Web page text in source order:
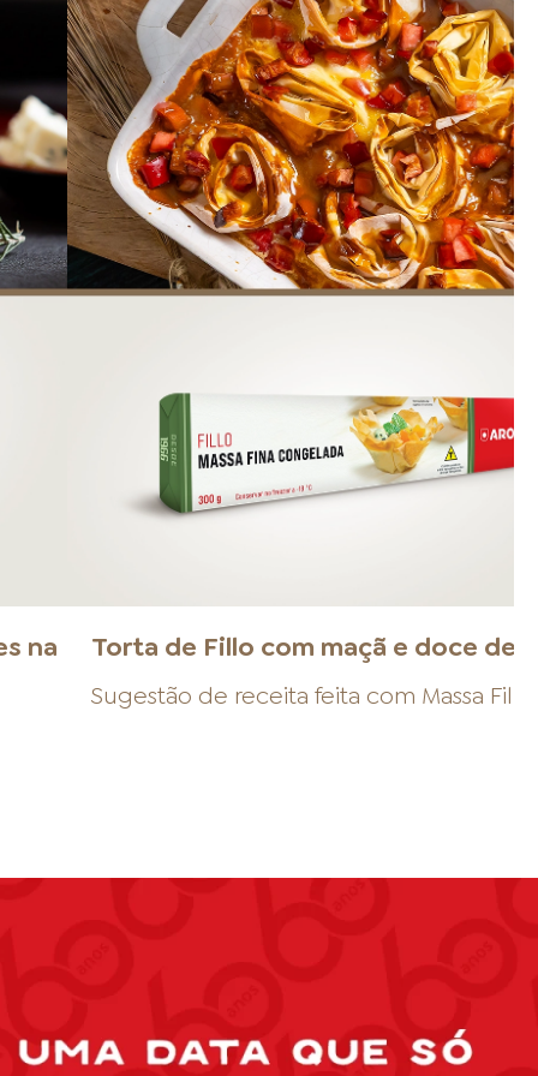
na Torta de Fillo com maçã e doce de
Sugestão de receita feita com Massa Fillo